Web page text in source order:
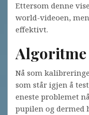
Ettersom denne
world-videoen,
effektivt.
Nå som
som står igjen å
eneste problemet
pupilen og dermed